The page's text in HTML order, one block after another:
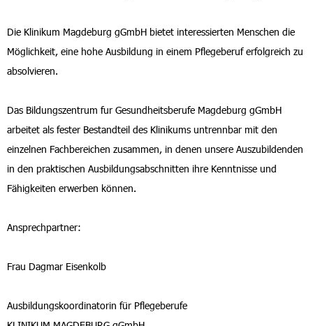
Die Klinikum Magdeburg gGmbH bietet interessierten Menschen die
Möglichkeit, eine hohe Ausbildung in einem Pflegeberuf erfolgreich zu
absolvieren.
Das Bildungszentrum fur Gesundheitsberufe Magdeburg gGmbH
arbeitet als fester Bestandteil des Klinikums untrennbar mit den
einzelnen Fachbereichen zusammen, in denen unsere Auszubildenden
in den praktischen Ausbildungsabschnitten ihre Kenntnisse und
Fähigkeiten erwerben können.
Ansprechpartner:
Frau Dagmar Eisenkolb
Ausbildungskoordinatorin für Pflegeberufe